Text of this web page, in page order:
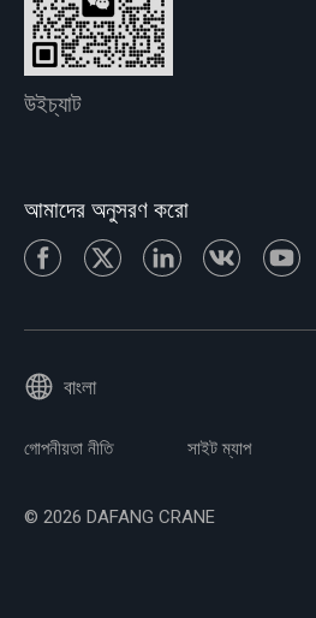
উইচ্যাট
আমাদের অনুসরণ করো
বাংলা
গোপনীয়তা নীতি সাইট ম্যাপ
© 2026 DAFANG CRANE